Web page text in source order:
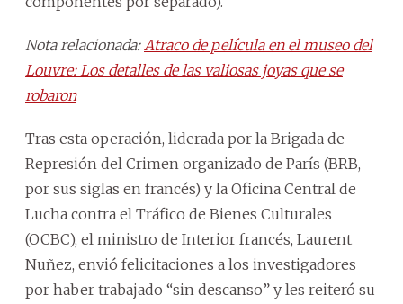
Nota relacionada: Atraco de película en el museo del
Louvre: Los detalles de las valiosas joyas que se
robaron
Tras esta operación, liderada por la Brigada de
Represión del Crimen organizado de París (BRB,
por sus siglas en francés) y la Oficina Central de
Lucha contra el Tráfico de Bienes Culturales
(OCBC), el ministro de Interior francés, Laurent
Nuñez, envió felicitaciones a los investigadores
por haber trabajado “sin descanso” y les reiteró su